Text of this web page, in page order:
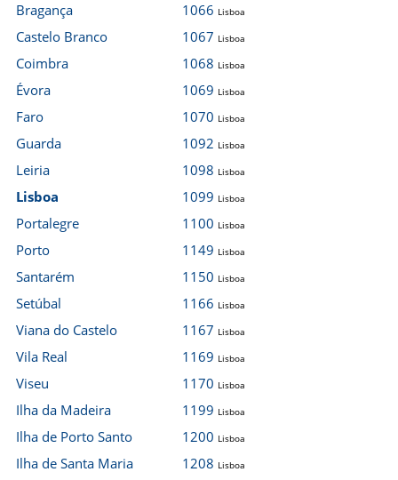
Bragança
Castelo Branco
Coimbra
Évora
Faro
Guarda
Leiria
Lisboa
Portalegre
Porto
Santarém
Setúbal
Viana do Castelo
Vila Real
Viseu
Ilha da Madeira
Ilha de Porto Santo
Ilha de Santa Maria
1066 Lisboa
1067 Lisboa
1068 Lisboa
1069 Lisboa
1070 Lisboa
1092 Lisboa
1098 Lisboa
1099 Lisboa
1100 Lisboa
1149 Lisboa
1150 Lisboa
1166 Lisboa
1167 Lisboa
1169 Lisboa
1170 Lisboa
1199 Lisboa
1200 Lisboa
1208 Lisboa